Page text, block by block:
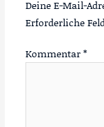
Deine E-Mail-
Erforderliche
Kommentar*